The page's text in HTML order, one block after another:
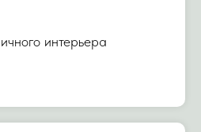
интерьера